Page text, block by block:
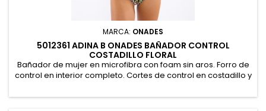
MARCA: ONADES
5012361 ADINA B ONADES BAÑADOR CONTROL
COSTADILLO FLORAL
Bañador de mujer en microfibra con foam sin aros. Forro de
control en interior completo. Cortes de control en costadillo y
Elastano